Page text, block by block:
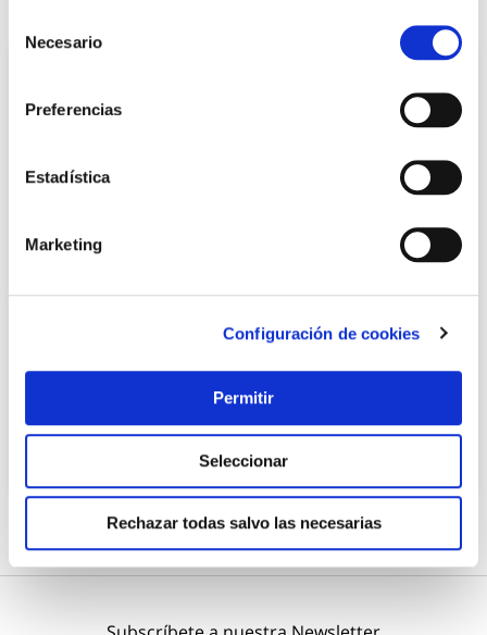
Necesario
Preferencias
Estadística
Marketing
Configuración de cookies
Permitir
Seleccionar
Rechazar todas salvo las necesarias
13,47 €
Añadir al carrito